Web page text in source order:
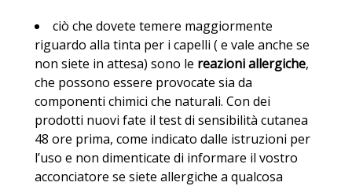
ciò che dovete temere maggiormente
riguardo alla tinta per i capelli ( e vale anche se
non siete in attesa) sono le reazioni allergiche,
che possono essere provocate sia da
componenti chimici che naturali. Con dei
prodotti nuovi fate il test di sensibilità cutanea
48 ore prima, come indicato dalle istruzioni per
l’uso e non dimenticate di informare il vostro
acconciatore se siete allergiche a qualcosa